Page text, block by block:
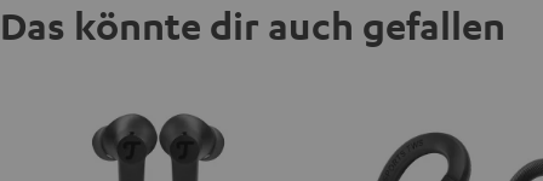
Das könnte dir auch gefallen